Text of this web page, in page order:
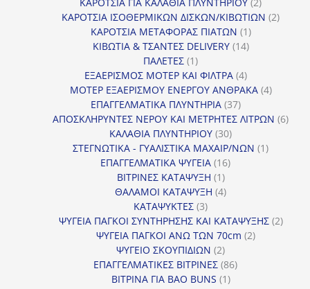
προϊόντα
ΚΑΡΟΤΣΙΑ ΙΣΟΘΕΡΜΙΚΩΝ ΔΙΣΚΩΝ/ΚΙΒΩΤΙΩΝ 22
ΚΑΡΟΤΣΙΑ ΜΕΤΑΦΟΡΑΣ ΠΙΑΤΩΝ 11
προϊόν
ΚΙΒΩΤΙΑ & ΤΣΑΝΤΕΣ DELIVERY 1414
ΠΑΛΕΤΕΣ 11
προϊόν
ΕΞΑΕΡΙΣΜΟΣ ΜΟΤΕΡ ΚΑΙ ΦΙΛΤΡΑ 44
προϊόντα
ΜΟΤΕΡ ΕΞΑΕΡΙΣΜΟΥ ΕΝΕΡΓΟΥ ΑΝΘΡΑΚΑ 44
ΕΠΑΓΓΕΛΜΑΤΙΚΑ ΠΛΥΝΤΗΡΙΑ 3737
προϊόντα
ΑΠΟΣΚΛΗΡΥΝΤΕΣ ΝΕΡΟΥ ΚΑΙ ΜΕΤΡΗΤΕΣ ΛΙΤΡΩΝ 66
ΚΑΛΑΘΙΑ ΠΛΥΝΤΗΡΙΟΥ 3030
προϊόντα
ΣΤΕΓΝΩΤΙΚΑ - ΓΥΑΛΙΣΤΙΚΑ ΜΑΧΑΙΡ/ΝΩΝ 11
ΕΠΑΓΓΕΛΜΑΤΙΚΑ ΨΥΓΕΙΑ 1616
ΒΙΤΡΙΝΕΣ ΚΑΤΑΨΥΞΗ 11
προϊόν
ΘΑΛΑΜΟΙ ΚΑΤΑΨΥΞΗ 44
ΚΑΤΑΨΥΚΤΕΣ 33
προϊόντα
ΨΥΓΕΙΑ ΠΑΓΚΟΙ ΣΥΝΤΗΡΗΣΗΣ ΚΑΙ ΚΑΤΑΨΥΞΗΣ 22
ΨΥΓΕΙΑ ΠΑΓΚΟΙ ΑΝΩ ΤΩΝ 70cm 22
ΨΥΓΕΙΟ ΣΚΟΥΠΙΔΙΩΝ 22
προϊόντα
ΕΠΑΓΓΕΛΜΑΤΙΚΕΣ ΒΙΤΡΙΝΕΣ 8686
ΒΙΤΡΙΝΑ ΓΙΑ BAO BUNS 11